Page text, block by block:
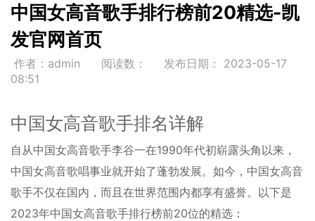
中国女高音歌手排行榜前20精选-凯
发官网首页
作者：admin 阅读数： 发布日期： 2023-05-17
08:51
中国女高音歌手排名详解
自从中国女高音歌手李谷一在1990年代初崭露头角以来，
中国女高音歌唱事业就开始了蓬勃发展。如今，中国女高音
歌手不仅在国内，而且在世界范围内都享有盛誉。以下是
2023年中国女高音歌手排行榜前20位的精选：